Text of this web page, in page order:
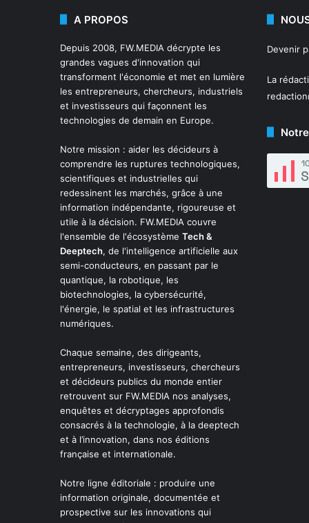
A PROPOS
Depuis 2008, FW.MEDIA décrypte les
grandes vagues d'innovation qui
transforment l'économie et met en lumière
les entrepreneurs, chercheurs, industriels
et investisseurs qui façonnent les
technologies de demain en Europe.
Notre mission : aider les décideurs à
comprendre les ruptures technologiques,
scientifiques et industrielles qui
redessinent les marchés, grâce à une
information indépendante, rigoureuse et
utile à la décision. FW.MEDIA couvre
l'ensemble de l'écosystème Tech &
Deeptech, de l'intelligence artificielle aux
semi-conducteurs, en passant par le
quantique, la robotique, les
biotechnologies, la cybersécurité,
l'énergie, le spatial et les infrastructures
numériques.
Chaque semaine, des dirigeants,
entrepreneurs, investisseurs, chercheurs
et décideurs publics du monde entier
retrouvent sur FW.MEDIA nos analyses,
enquêtes et décryptages approfondis
consacrés à la technologie, à la deeptech
et à l’innovation, dans nos éditions
française et internationale.
Notre ligne éditoriale : produire une
information originale, documentée et
prospective sur les innovations qui
Devenir
La